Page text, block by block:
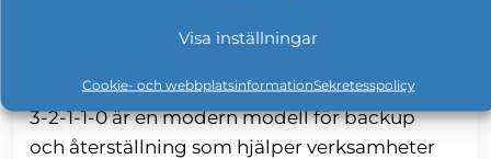
Visa inställningar
Cookie- och webbplatsinformationSekretesspolicy
3-2-1-1-0: så bygger du en modern
backupstrategi
3-2-1-1-0 är en modern modell för backup
och återställning som hjälper verksamheter